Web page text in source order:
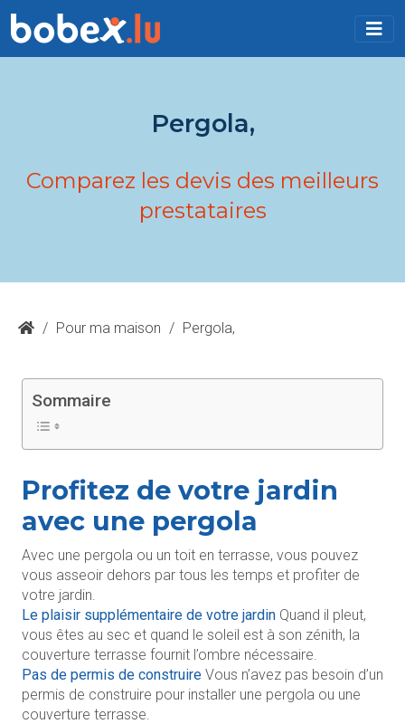
Pergola,
Comparez les devis des meilleurs
prestataires
/ Pour ma maison / Pergola,
Sommaire
Profitez de votre jardin
avec une pergola
Avec une pergola ou un toit en terrasse, vous pouvez
vous asseoir dehors par tous les temps et profiter de
votre jardin.
Le plaisir supplémentaire de votre jardin Quand il pleut,
vous êtes au sec et quand le soleil est à son zénith, la
couverture terrasse fournit l’ombre nécessaire.
Pas de permis de construire Vous n’avez pas besoin d’un
permis de construire pour installer une pergola ou une
couverture terrasse.